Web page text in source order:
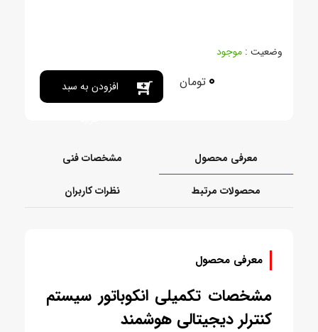
وضعیت : موجود
0 تومان افزودن به سبد
معرفی محصول مشخصات فنی
محصولات مرتبط نظرات کاربران
معرفی محصول
مشخصات تکمیلی انکوباتور سیستم
کنترلر دیجیتالی هوشمند